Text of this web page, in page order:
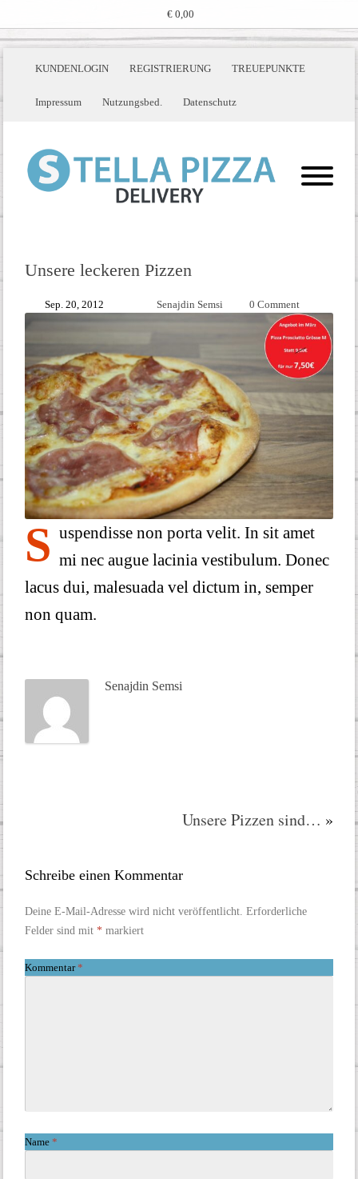
KUNDENLOGIN REGISTRIERUNG TREUEPUNKTE
Impressum Nutzungsbed. Datenschutz
Unsere leckeren Pizzen
Sep. 20, 2012 Senajdin Semsi 0 Comment
S uspendisse non porta velit. In sit amet
mi nec augue lacinia vestibulum. Donec
lacus dui, malesuada vel dictum in, semper
non quam.
Senajdin Semsi
Unsere Pizzen sind… »
Schreibe einen Kommentar
Deine E-Mail-Adresse wird nicht veröffentlicht. Erforderliche
Felder sind mit *markiert
Kommentar*
Name *
€ 0,00